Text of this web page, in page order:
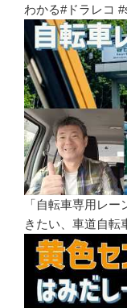
わかる#ドラレコ
「自転車専用レ
きたい、車道自転